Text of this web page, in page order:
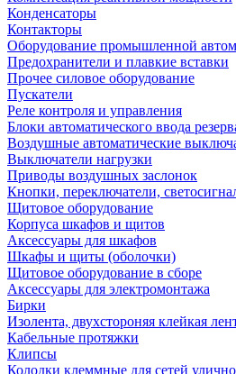
Конденсаторы
Контакторы
Оборудование промышленной
Предохранители и плавкие вставки
Прочее силовое оборудование
Пускатели
Реле контроля и управления
Блоки автоматического ввода
Воздушные автоматические
Выключатели нагрузки
Приводы воздушных заслонок
Кнопки, переключатели,
Щитовое оборудование
Корпуса шкафов и щитов
Аксессуары для шкафов
Шкафы и щиты (оболочки)
Щитовое оборудование в сборе
Аксессуары для электромонтажа
Бирки
Изолента, двухстороняя клейкая
Кабельные протяжки
Клипсы
Колодки клеммные для сетей